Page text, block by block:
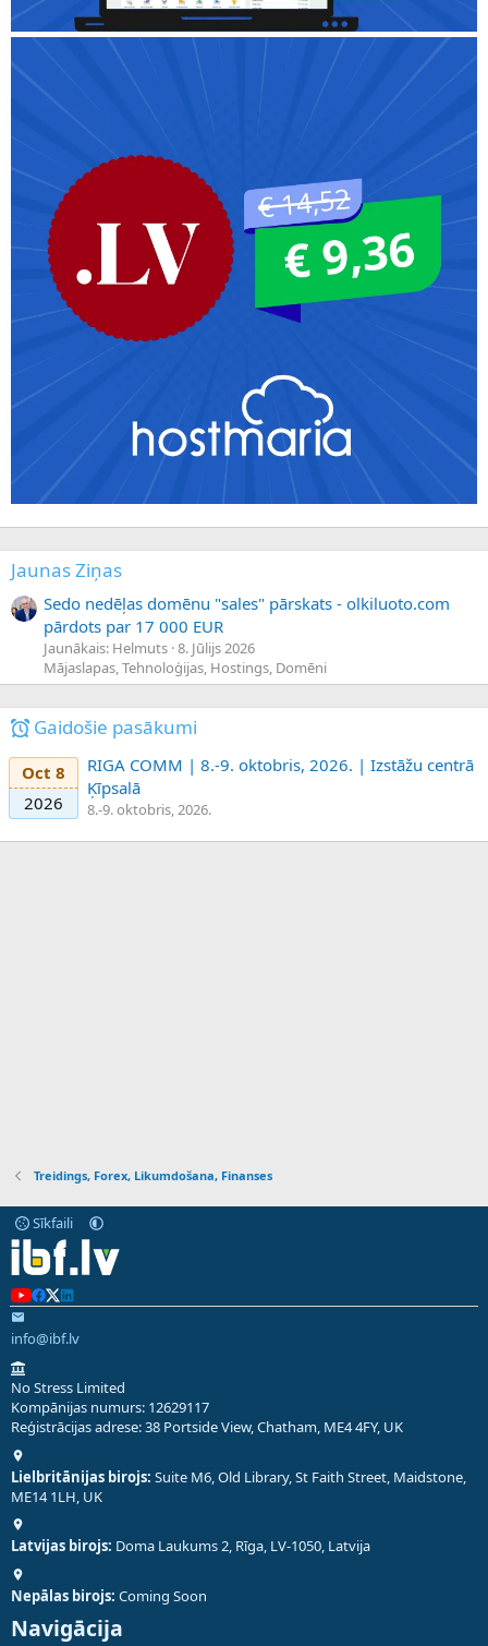
Jaunas Ziņas
Sedo nedēļas domēnu "sales" pārskats - olkiluoto.com
pārdots par 17 000 EUR
Jaunākais: Helmuts 8. Jūlijs 2026
Mājaslapas, Tehnoloģijas, Hostings, Domēni
Gaidošie pasākumi
Oct 8
2026
RIGA COMM | 8.-9. oktobris, 2026. | Izstāžu centrā
Ķīpsalā
8.-9. oktobris, 2026.
Treidings, Forex, Likumdošana, Finanses
Sīkfaili
info@ibf.lv
No Stress Limited
Kompānijas numurs: 12629117
Reģistrācijas adrese: 38 Portside View, Chatham, ME4 4FY, UK
Lielbritānijas birojs: Suite M6, Old Library, St Faith Street, Maidstone,
ME14 1LH, UK
Latvijas birojs: Doma Laukums 2, Rīga, LV-1050, Latvija
Nepālas birojs: Coming Soon
Navigācija